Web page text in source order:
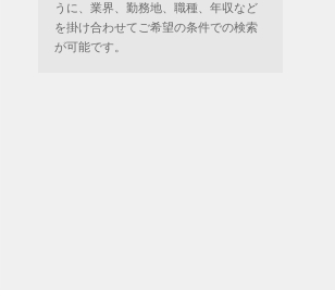
うに、業界、勤務地、職種、年収など
を掛け合わせてご希望の条件での検索
が可能です。